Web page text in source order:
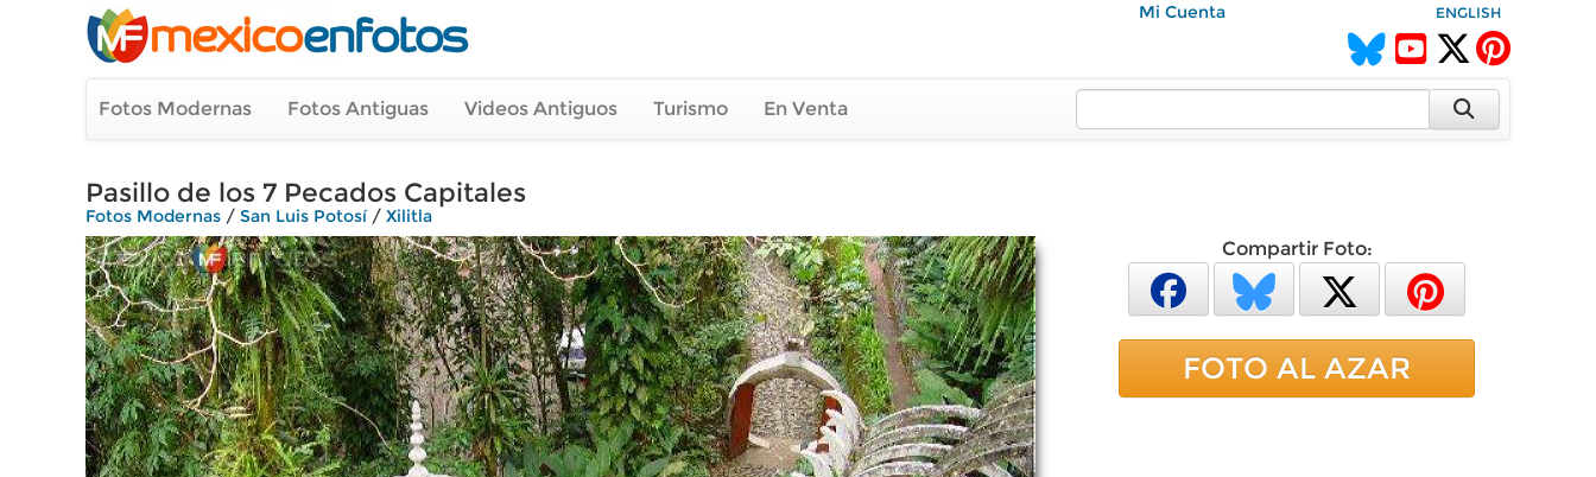
Mi Cuenta ENGLISH
Fotos Modernas Fotos Antiguas Videos Antiguos Turismo En Venta
Pasillo de los 7 Pecados Capitales
Fotos Modernas / San Luis Potosí / Xilitla
Compartir Foto:
FOTO AL AZAR